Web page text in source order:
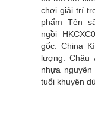
chơi giải trí
phẩm Tên
ngồi
gốc: China
lượng: Châu
nhựa
tuổi khuyên